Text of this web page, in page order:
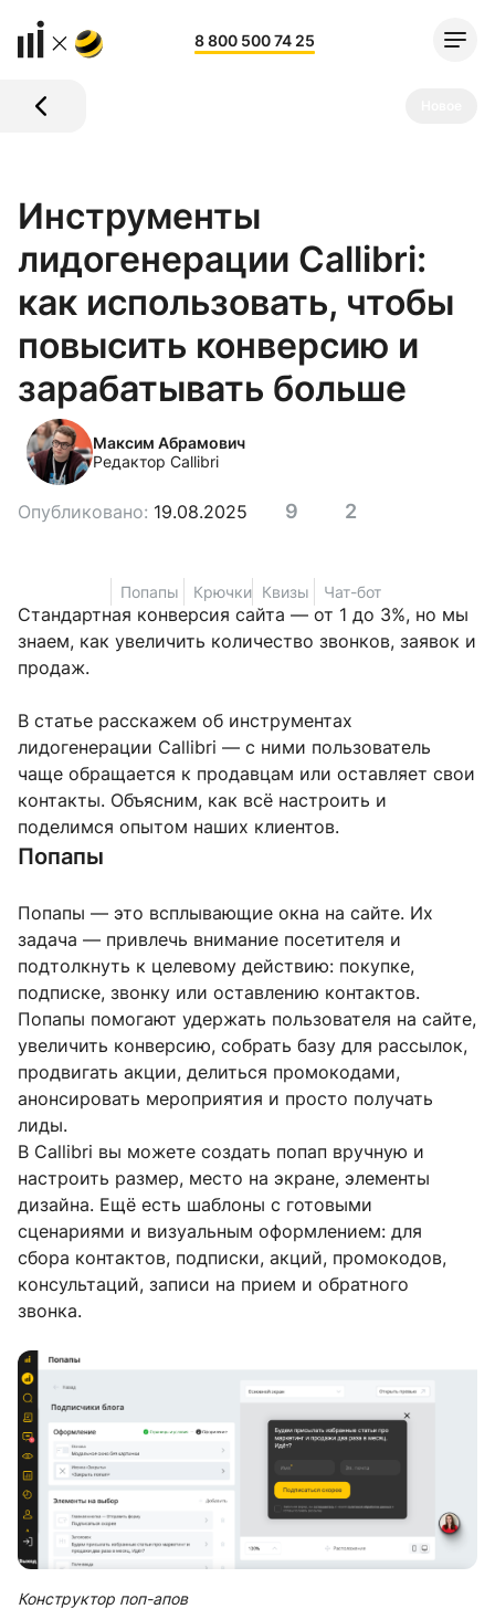
8 800 500 74 25
Инструменты
лидогенерации Callibri:
как использовать, чтобы
повысить конверсию и
зарабатывать больше
Максим Абрамович
Редактор Callibri
Опубликовано: 19.08.2025 9 2
Попапы Крючки Квизы Чат-бот
Стандартная конверсия сайта — от 1 до 3%, но мы
знаем, как увеличить количество звонков, заявок и
продаж.
В статье расскажем об инструментах
лидогенерации Callibri — с ними пользователь
чаще обращается к продавцам или оставляет свои
контакты. Объясним, как всё настроить и
поделимся опытом наших клиентов.
Попапы
Попапы — это всплывающие окна на сайте. Их
задача — привлечь внимание посетителя и
подтолкнуть к целевому действию: покупке,
подписке, звонку или оставлению контактов.
Попапы помогают удержать пользователя на сайте,
увеличить конверсию, собрать базу для рассылок,
продвигать акции, делиться промокодами,
анонсировать мероприятия и просто получать
лиды.
В Callibri вы можете создать попап вручную и
настроить размер, место на экране, элементы
дизайна. Ещё есть шаблоны с готовыми
сценариями и визуальным оформлением: для
сбора контактов, подписки, акций, промокодов,
консультаций, записи на прием и обратного
звонка.
Конструктор поп-апов